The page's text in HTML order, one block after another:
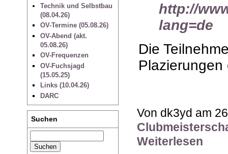
Technik und Selbstbau
(08.04.26)
OV-Termine (05.08.26)
OV-Abend (akt.
05.08.26)
OV-Frequenzen
OV-Fuchsjagd
(15.05.25)
Links (10.04.26)
DARC
Suchen
http://
lang=de
Die
Plazierungen
Von dk3yd am
Weiterlesen